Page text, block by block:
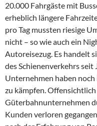
20.000 Fahrgäste mit
erheblich längere
pro Tag mussten riesige
nicht – so wie auch ein
Autoreisezug. Es handelt
des Schienenverkehrs
Unternehmen haben
zu kämpfen.
Güterbahnunternehmen
Kunden verloren